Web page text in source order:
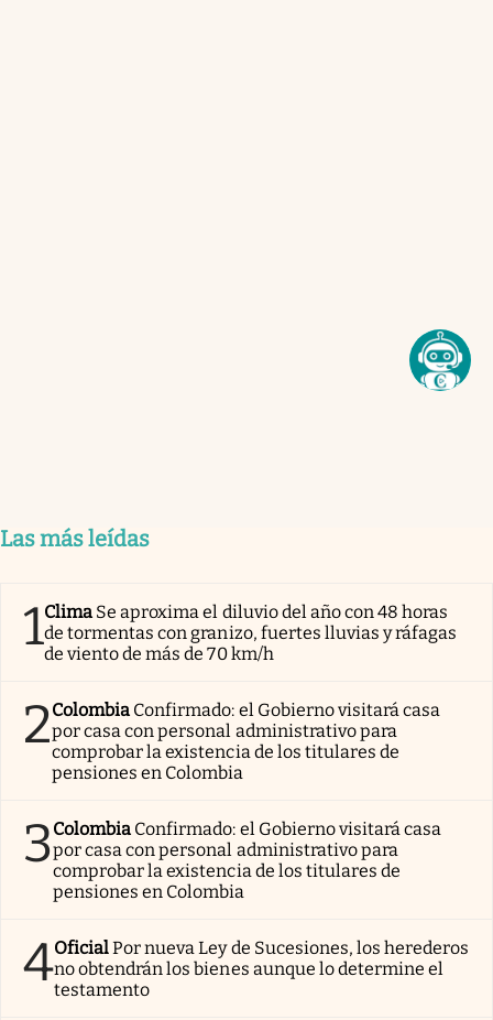
Las más leídas
1Clima Se aproxima el diluvio del año con 48 horas
de tormentas con granizo, fuertes lluvias y ráfagas
de viento de más de 70 km/h
2Colombia Confirmado: el Gobierno visitará casa
por casa con personal administrativo para
comprobar la existencia de los titulares de
pensiones en Colombia
3Colombia Confirmado: el Gobierno visitará casa
por casa con personal administrativo para
comprobar la existencia de los titulares de
pensiones en Colombia
4OficialPor nueva Ley de Sucesiones, los herederos
no obtendrán los bienes aunque lo determine el
testamento